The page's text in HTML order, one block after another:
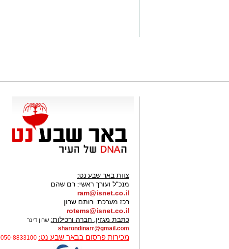
צוות באר שבע נט:
מנכ"ל ועורך ראשי: רם שהם
ram@isnet.co.il
רכז מערכת: רותם שרון
rotems@isnet.co.il
כתבת מגזין, חברה ורכילות: שרון דינר
sharondinarr@gmail.com
מכירות פרסום בבאר שבע נט: 050-8833100